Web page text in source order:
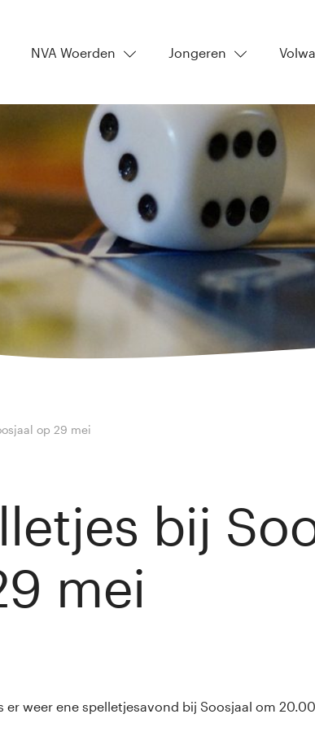
NVA Woerden Jongeren
op 29 mei
bij
mei
er weer ene spelletjesavond bij Soosjaal om